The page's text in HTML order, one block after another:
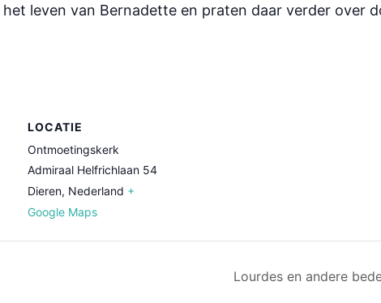
leven van Bernadette en praten daar verder over
LOCATIE
Ontmoetingskerk
Admiraal Helfrichlaan 54
Dieren, Nederland +
Google Maps
Lourdes en andere